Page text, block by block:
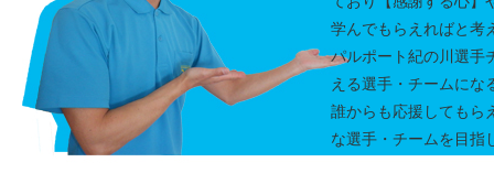
学んでもらえればと考
パルポート紀の川選手
える選手・チームにな
誰からも応援してもら
な選手・チームを目指